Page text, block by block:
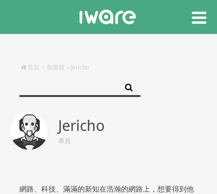
首頁 部落格 Jericho
Jericho
專員
網路、科技、滿滿的新知在浩瀚的網路上，想要得到他